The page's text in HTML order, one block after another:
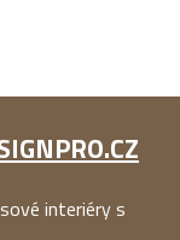
interiéry s